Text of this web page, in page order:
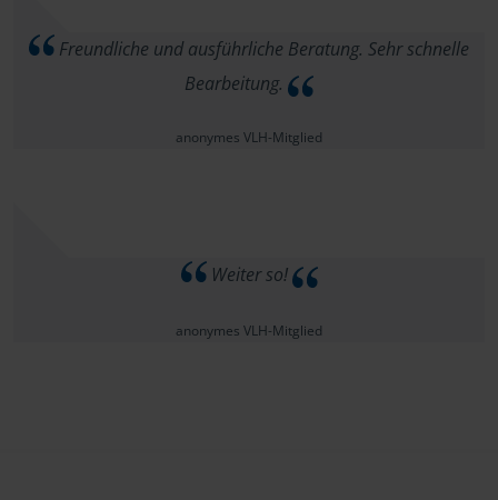
Freundliche und ausführliche Beratung. Sehr schnelle
Bearbeitung.
anonymes VLH-Mitglied
Weiter so!
anonymes VLH-Mitglied